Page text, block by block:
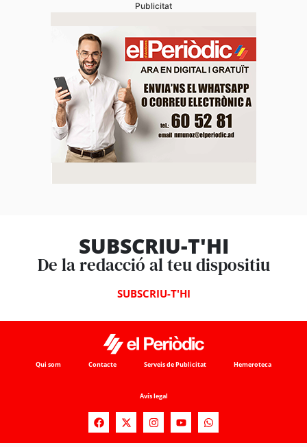
Publicitat
SUBSCRIU-T'HI
De la redacció al teu dispositiu
SUBSCRIU-T'HI
Qui som Contacte Serveis de Publicitat Hemeroteca
Avís legal